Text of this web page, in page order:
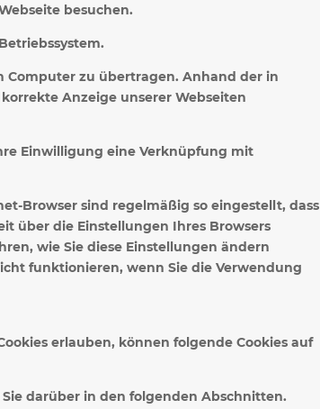
besuchen.
Computer zu übertragen. Anhand der in
Anzeige unserer Webseiten
Einwilligung eine Verknüpfung mit
Browser sind regelmäßig so eingestellt, dass
über die Einstellungen Ihres Browsers
wie Sie diese Einstellungen ändern
funktionieren, wenn Sie die Verwendung
erlauben, können folgende Cookies auf
darüber in den folgenden Abschnitten.